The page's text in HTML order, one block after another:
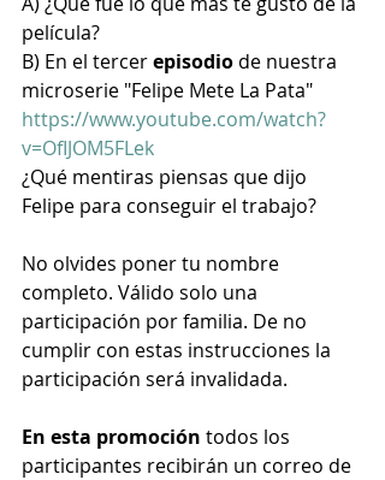
película?
B) En el tercer episodio de nuestra
microserie "Felipe Mete La Pata"
https://www.youtube.com/watch?
v=OfIJOM5FLek
¿Qué mentiras piensas que dijo
Felipe para conseguir el trabajo?
No olvides poner tu nombre
completo. Válido solo una
participación por familia. De no
cumplir con estas instrucciones la
participación será invalidada.
En esta promoción todos los
participantes recibirán un correo de